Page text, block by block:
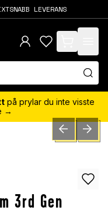
LEVERANS
items in cart,
på prylar du inte visste
→
PREVIOUSNEXT
3rd Gen